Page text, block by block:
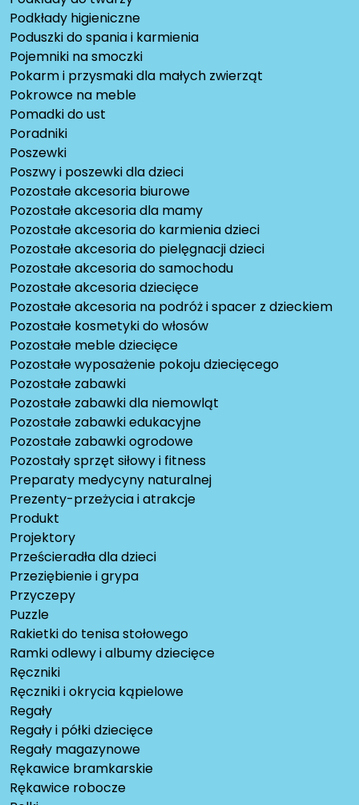
Podkłady higieniczne
Poduszki do spania i karmienia
Pojemniki na smoczki
Pokarm i przysmaki dla małych zwierząt
Pokrowce na meble
Pomadki do ust
Poradniki
Poszewki
Poszwy i poszewki dla dzieci
Pozostałe akcesoria biurowe
Pozostałe akcesoria dla mamy
Pozostałe akcesoria do karmienia dzieci
Pozostałe akcesoria do pielęgnacji dzieci
Pozostałe akcesoria do samochodu
Pozostałe akcesoria dziecięce
Pozostałe akcesoria na podróż i spacer z dzieckiem
Pozostałe kosmetyki do włosów
Pozostałe meble dziecięce
Pozostałe wyposażenie pokoju dziecięcego
Pozostałe zabawki
Pozostałe zabawki dla niemowląt
Pozostałe zabawki edukacyjne
Pozostałe zabawki ogrodowe
Pozostały sprzęt siłowy i fitness
Preparaty medycyny naturalnej
Prezenty-przeżycia i atrakcje
Produkt
Projektory
Prześcieradła dla dzieci
Przeziębienie i grypa
Przyczepy
Puzzle
Rakietki do tenisa stołowego
Ramki odlewy i albumy dziecięce
Ręczniki
Ręczniki i okrycia kąpielowe
Regały
Regały i półki dziecięce
Regały magazynowe
Rękawice bramkarskie
Rękawice robocze